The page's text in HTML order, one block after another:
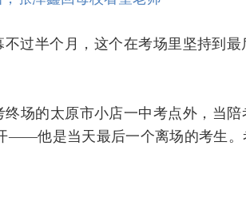
不过半个月，这个在考场里坚持到
终场的太原市小店一中考点外，当
——他是当天最后一个离场的考生。